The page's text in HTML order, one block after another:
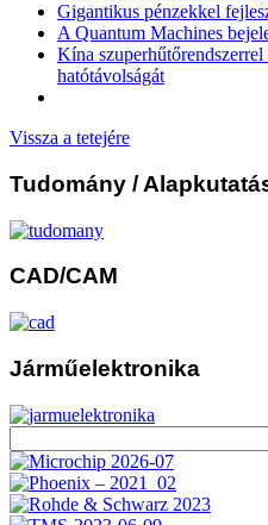
Gigantikus pénzekkel
A Quantum Machines
Kína
hatótávolságát
Vissza a tetejére
Tudomány /
CAD/CAM
Járműelektronika